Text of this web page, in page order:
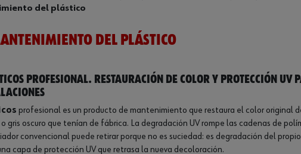
del plástico
DEL PLÁSTICO
profesional. Restauración de color y protección
profesional es un producto de mantenimiento que restaura el color original
gris oscuro que tenían de fábrica. La degradación UV rompe las cadenas de
convencional puede retirar porque no es suciedad: es degradación del
capa de protección UV que retrasa la nueva decoloración.